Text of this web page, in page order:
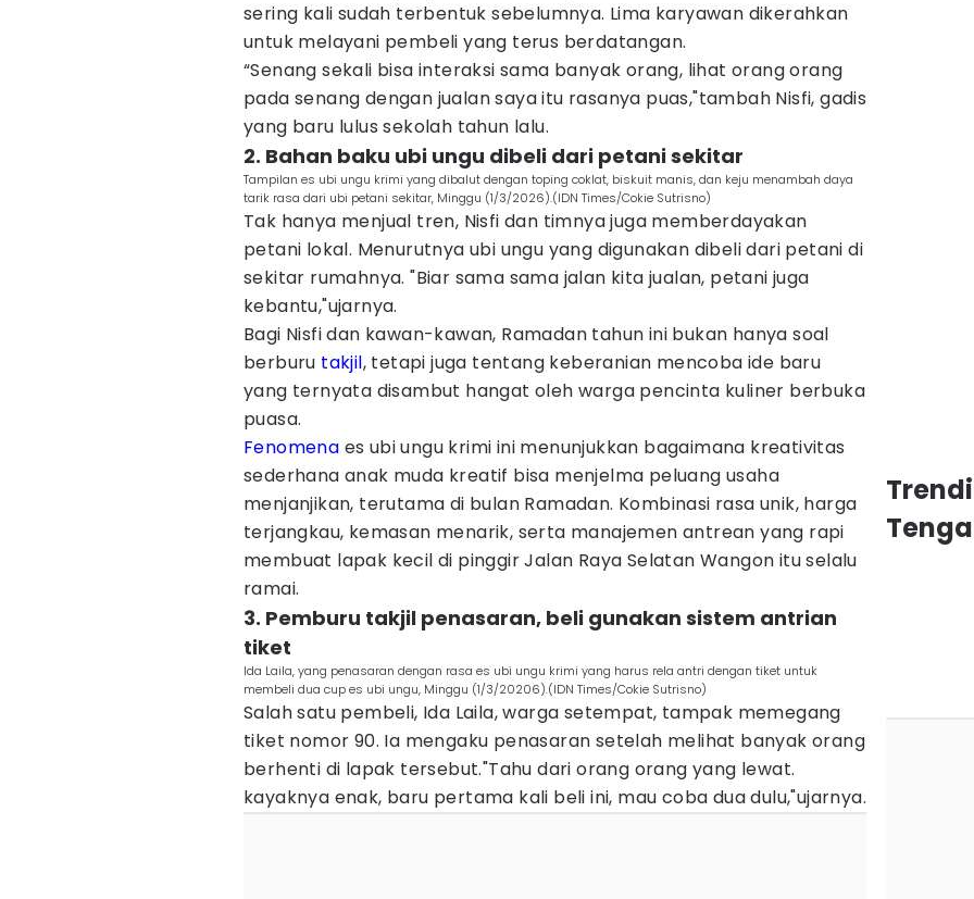
sering kali sudah terbentuk sebelumnya. Lima karyawan dikerahkan
untuk melayani pembeli yang terus berdatangan.
“Senang sekali bisa interaksi sama banyak orang, lihat orang orang
pada senang dengan jualan saya itu rasanya puas,"tambah Nisfi, gadis
yang baru lulus sekolah tahun lalu.
2. Bahan baku ubi ungu dibeli dari petani sekitar
Tampilan es ubi ungu krimi yang dibalut dengan toping coklat, biskuit manis, dan keju menambah daya
tarik rasa dari ubi petani sekitar, Minggu (1/3/2026).(IDN Times/Cokie Sutrisno)
Tak hanya menjual tren, Nisfi dan timnya juga memberdayakan
petani lokal. Menurutnya ubi ungu yang digunakan dibeli dari petani di
sekitar rumahnya. "Biar sama sama jalan kita jualan, petani juga
kebantu,"ujarnya.
Bagi Nisfi dan kawan-kawan, Ramadan tahun ini bukan hanya soal
berburu takjil, tetapi juga tentang keberanian mencoba ide baru
yang ternyata disambut hangat oleh warga pencinta kuliner berbuka
puasa.
Fenomena es ubi ungu krimi ini menunjukkan bagaimana kreativitas
sederhana anak muda kreatif bisa menjelma peluang usaha
menjanjikan, terutama di bulan Ramadan. Kombinasi rasa unik, harga
terjangkau, kemasan menarik, serta manajemen antrean yang rapi
membuat lapak kecil di pinggir Jalan Raya Selatan Wangon itu selalu
ramai.
3. Pemburu takjil penasaran, beli gunakan sistem antrian
tiket
Ida Laila, yang penasaran dengan rasa es ubi ungu krimi yang harus rela antri dengan tiket untuk
membeli dua cup es ubi ungu, Minggu (1/3/20206).(IDN Times/Cokie Sutrisno)
Salah satu pembeli, Ida Laila, warga setempat, tampak memegang
tiket nomor 90. Ia mengaku penasaran setelah melihat banyak orang
berhenti di lapak tersebut."Tahu dari orang orang yang lewat.
kayaknya enak, baru pertama kali beli ini, mau coba dua dulu,"ujarnya.